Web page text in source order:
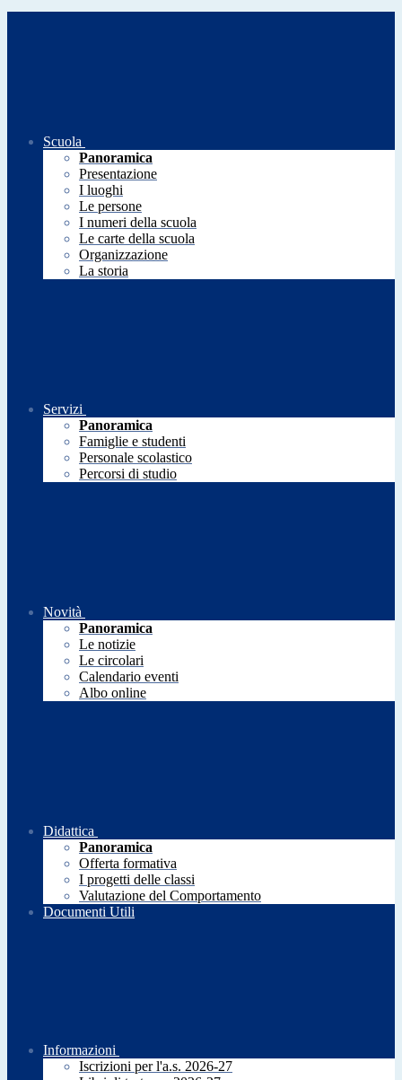
Scuola
Panoramica
Presentazione
I luoghi
Le persone
I numeri della scuola
Le carte della scuola
Organizzazione
La storia
Servizi
Panoramica
Famiglie e studenti
Personale scolastico
Percorsi di studio
Novità
Panoramica
Le notizie
Le circolari
Calendario eventi
Albo online
Didattica
Panoramica
Offerta formativa
I progetti delle classi
Valutazione del Comportamento
Documenti Utili
Informazioni
Iscrizioni per l'a.s. 2026-27